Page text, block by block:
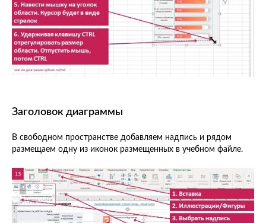
Заголовок диаграммы
В свободном пространстве добавляем надпись и рядом
размещаем одну из иконок размещенных в учебном файле.